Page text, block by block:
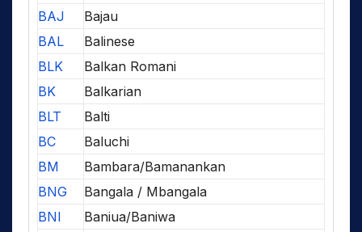
BAJ
Bajau
BAL
Balinese
BLK
Balkan Romani
BK
Balkarian
BLT
Balti
BC
Baluchi
BM
Bambara/Bamanankan
BNG
Bangala / Mbangala
BNI
Baniua/Baniwa